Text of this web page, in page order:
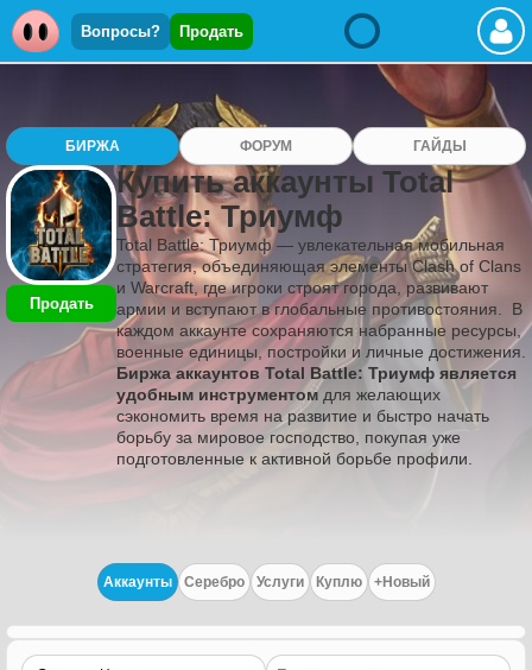
Вопросы? Продать
БИРЖА ФОРУМ ГАЙДЫ
Продать
Купить аккаунты Total
Battle: Триумф
Total Battle: Триумф — увлекательная мобильная
стратегия, объединяющая элементы Clash of Clans
и Warcraft, где игроки строят города, развивают
армии и вступают в глобальные противостояния. В
каждом аккаунте сохраняются набранные ресурсы,
военные единицы, постройки и личные достижения.
Биржа аккаунтов Total Battle: Триумф является
удобным инструментом для желающих
сэкономить время на развитие и быстро начать
борьбу за мировое господство, покупая уже
подготовленные к активной борьбе профили.
Аккаунты Серебро Услуги Куплю +Новый